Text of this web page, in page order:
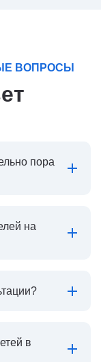
ВОПРОСЫ
пора
на
в